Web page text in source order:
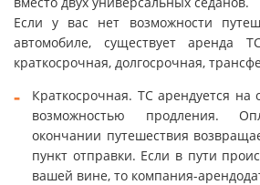
Если у вас нет возможности
автомобиле, существует аренда
краткосрочная, долгосрочная,
Краткосрочная. ТС арендуется на
возможностью продления.
окончании путешествия
пункт отправки. Если в пути
вашей вине, то компания-